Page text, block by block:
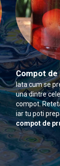
Compot de
Iata cum se
una dintre
compot.
iar tu poti
compot de